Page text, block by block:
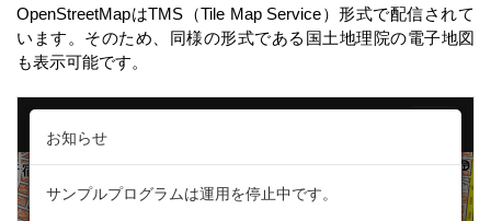
OpenStreetMapはTMS（Tile Map Service）形式で配信されて
います。そのため、同様の形式である国土地理院の電子地図
も表示可能です。